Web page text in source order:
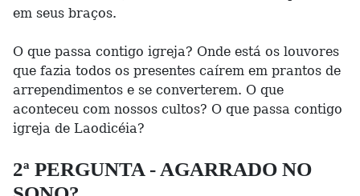
em seus braços.
O que passa contigo igreja? Onde está os louvores
que fazia todos os presentes caírem em prantos de
arrependimentos e se converterem. O que
aconteceu com nossos cultos? O que passa contigo
igreja de Laodicéia?
2ª PERGUNTA - AGARRADO NO